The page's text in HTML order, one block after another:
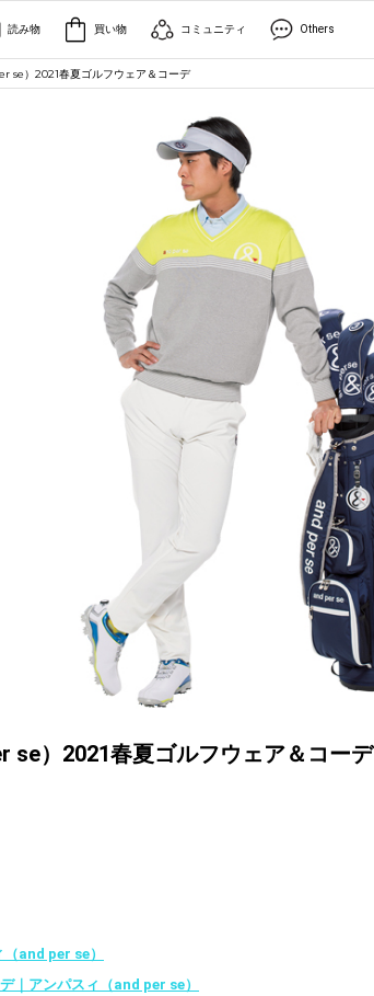
読み物 買い物 コミュニティ Others
se）2021春夏ゴルフウェア＆コーデ
se）2021春夏ゴルフウェア＆コーデ
and per se）
｜アンパスィ（and per se）